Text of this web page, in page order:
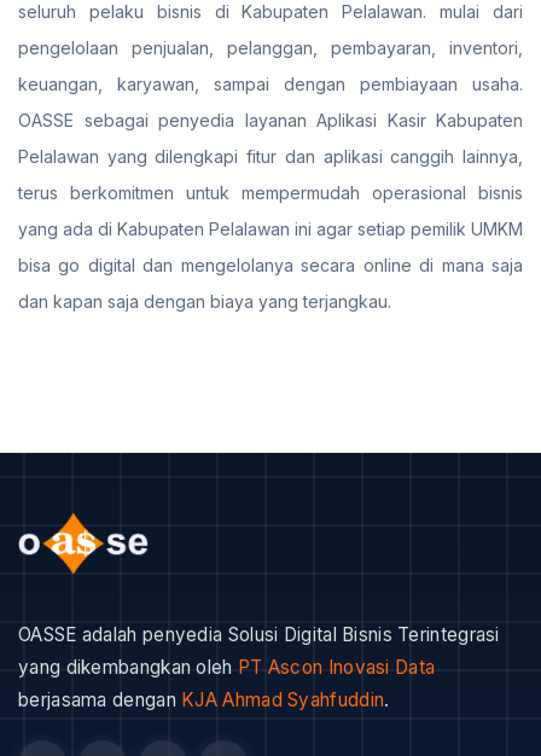
seluruh pelaku bisnis di Kabupaten Pelalawan. mulai dari
pengelolaan penjualan, pelanggan, pembayaran, inventori,
keuangan, karyawan, sampai dengan pembiayaan usaha.
OASSE sebagai penyedia layanan Aplikasi Kasir Kabupaten
Pelalawan yang dilengkapi fitur dan aplikasi canggih lainnya,
terus berkomitmen untuk mempermudah operasional bisnis
yang ada di Kabupaten Pelalawan ini agar setiap pemilik UMKM
bisa go digital dan mengelolanya secara online di mana saja
dan kapan saja dengan biaya yang terjangkau.
OASSE adalah penyedia Solusi Digital Bisnis Terintegrasi
yang dikembangkan oleh PT Ascon Inovasi Data
berjasama dengan KJA Ahmad Syahfuddin.